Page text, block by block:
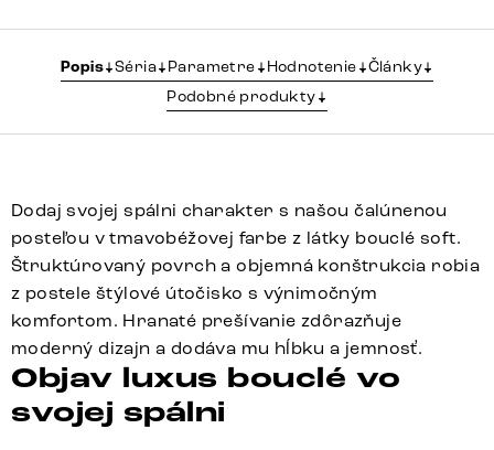
Popis Séria Parametre Hodnotenie
Články
Podobné produkty
Dodaj svojej spálni charakter s našou čalúnenou
posteľou v tmavobéžovej farbe z látky bouclé soft.
Štruktúrovaný povrch a objemná konštrukcia robia
z postele štýlové útočisko s výnimočným
komfortom. Hranaté prešívanie zdôrazňuje
moderný dizajn a dodáva mu hĺbku a jemnosť.
Objav luxus bouclé vo
svojej spálni